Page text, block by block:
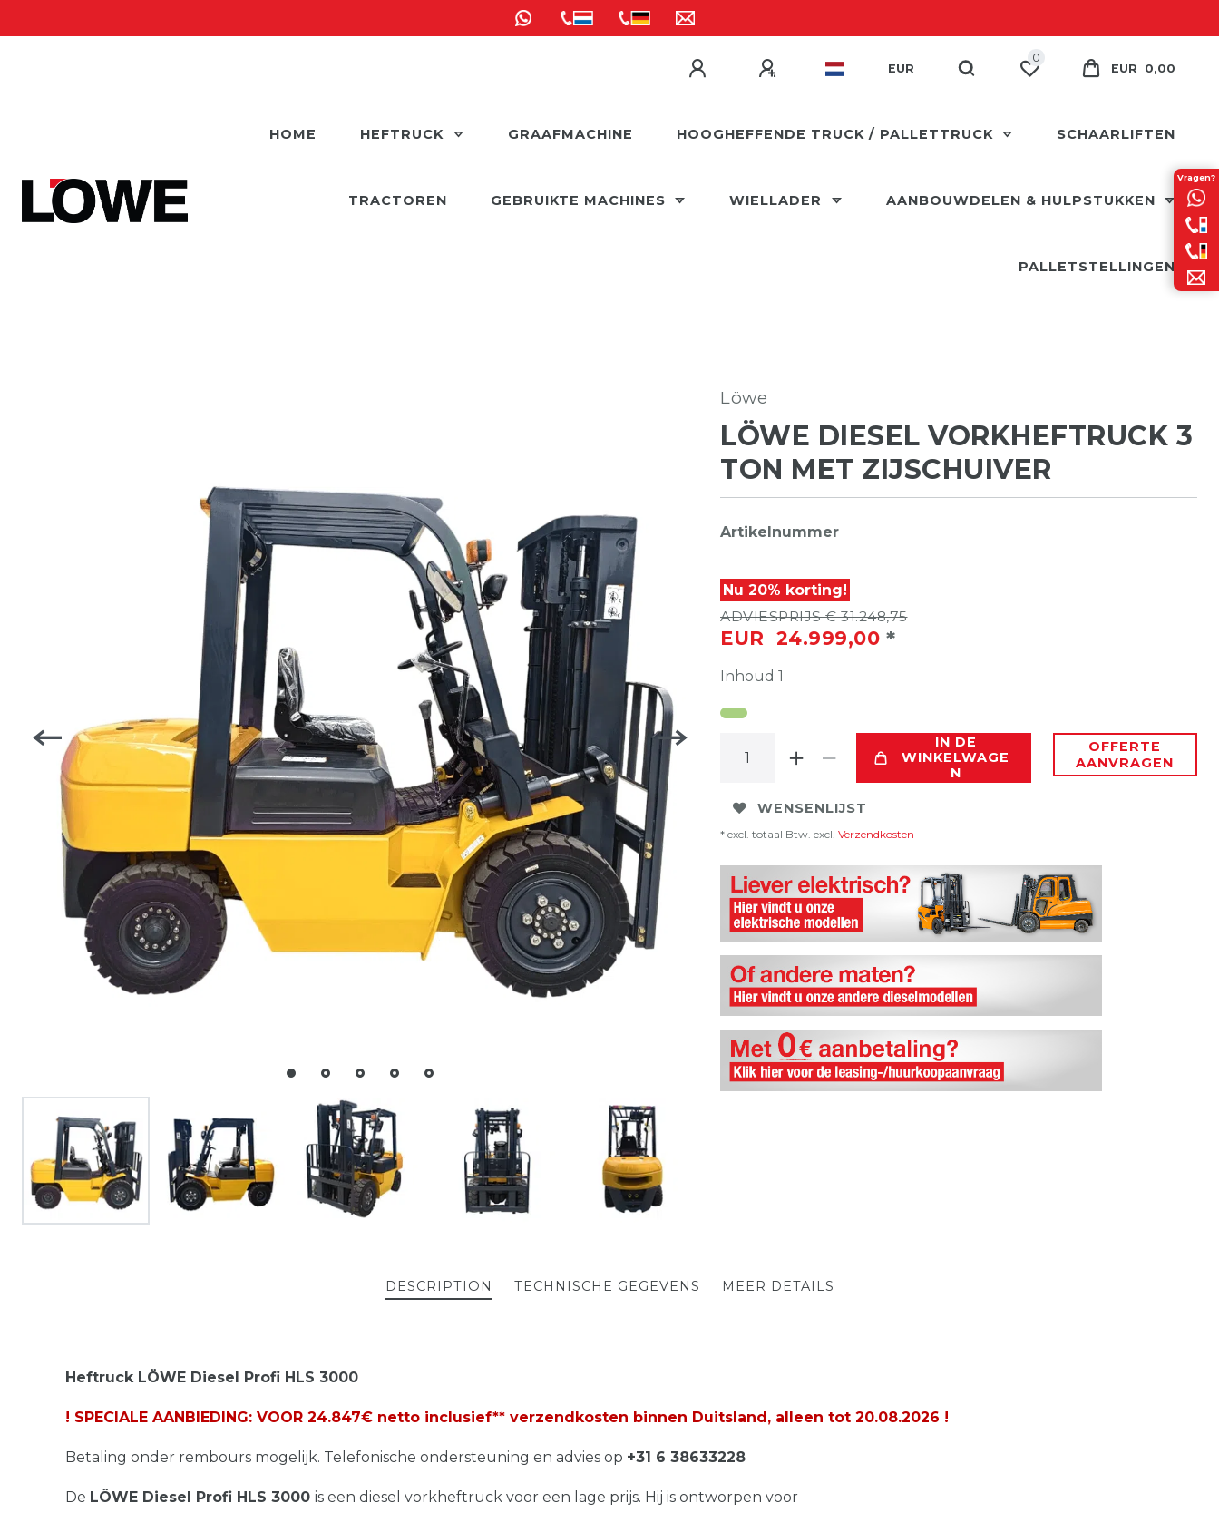
EUR
0
EUR 0,00
HOME HEFTRUCK GRAAFMACHINE HOOGHEFFENDE TRUCK / PALLETTRUCK SCHAARLIFTEN
TRACTOREN GEBRUIKTE MACHINES WIELLADER AANBOUWDELEN & HULPSTUKKEN
PALLETSTELLINGEN
Vragen?
Löwe
LÖWE DIESEL VORKHEFTRUCK 3
TON MET ZIJSCHUIVER
Artikelnummer
Nu 20% korting!
ADVIESPRIJS € 31.248,75
EUR 24.999,00 *
Inhoud 1
IN DE
WINKELWAGE
N
OFFERTE
AANVRAGEN
WENSENLIJST
* excl. totaal Btw. excl. Verzendkosten
DESCRIPTION TECHNISCHE GEGEVENS MEER DETAILS
Heftruck LÖWE Diesel Profi HLS 3000
! SPECIALE AANBIEDING: VOOR 24.847€ netto inclusief** verzendkosten binnen Duitsland, alleen tot 20.08.2026 !
Betaling onder rembours mogelijk. Telefonische ondersteuning en advies op +31 6 38633228
De LÖWE Diesel Profi HLS 3000 is een diesel vorkheftruck voor een lage prijs. Hij is ontworpen voor